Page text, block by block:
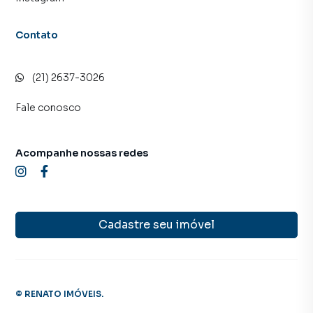
Contato
(21) 2637-3026
Fale conosco
Cadastre seu imóvel
Acompanhe nossas redes
© RENATO IMÓVEIS.